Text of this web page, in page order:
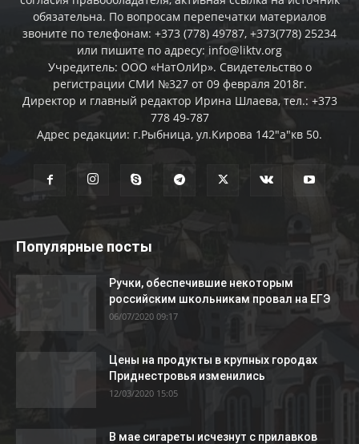
обязательна. По вопросам перепечатки материалов
звоните по телефонам: +373 (778) 49787, +373(778) 25234
или пишите по адресу: info@liktv.org
Учредитель: ООО «НатОлИр». Свидетельство о
регистрации СМИ №327 от 09 февраля 2018г.
Директор и главный редактор Ирина Шлаева, тел.: +373
778 49-787
Адрес редакции: г.Рыбница, ул.Кирова 142"а"кв 50.
Популярные посты
Ручки, обеспечившие некоторым
российским школьникам провал на ЕГЭ
06/07/2020 09:17
Цены на продукты в крупных городах
Приднестровья изменились
12/03/2020 15:05
В мае сигареты исчезнут с прилавков